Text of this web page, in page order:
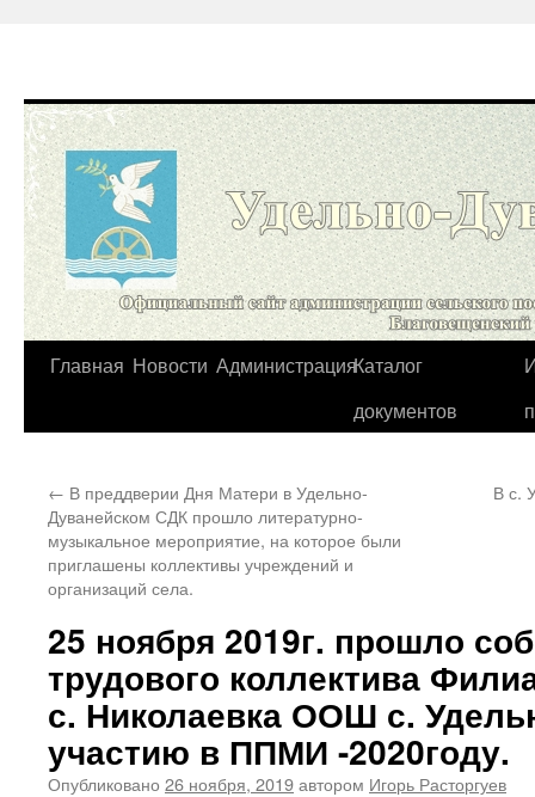
Перейти
Главная Новости АдминистрацияКаталог
документов
← В преддверии Дня Матери в Удельно-
Дуванейском СДК прошло литературно-
музыкальное мероприятие, на которое были
приглашены коллективы учреждений и
организаций села.
В с.
25 ноября 2019г. прошло
трудового коллектива
с. Николаевка ООШ с.
участию в ППМИ -2020году.
Опубликовано 26 ноября, 2019автором Игорь Расторгуев